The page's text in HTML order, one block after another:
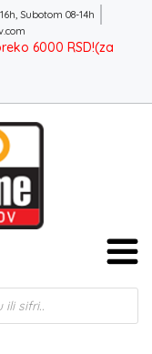
Subotom 08-14h
6000 RSD!(za